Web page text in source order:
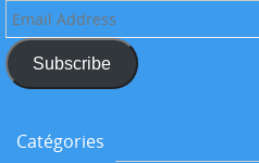
Email
Address
Subscribe
Catégories